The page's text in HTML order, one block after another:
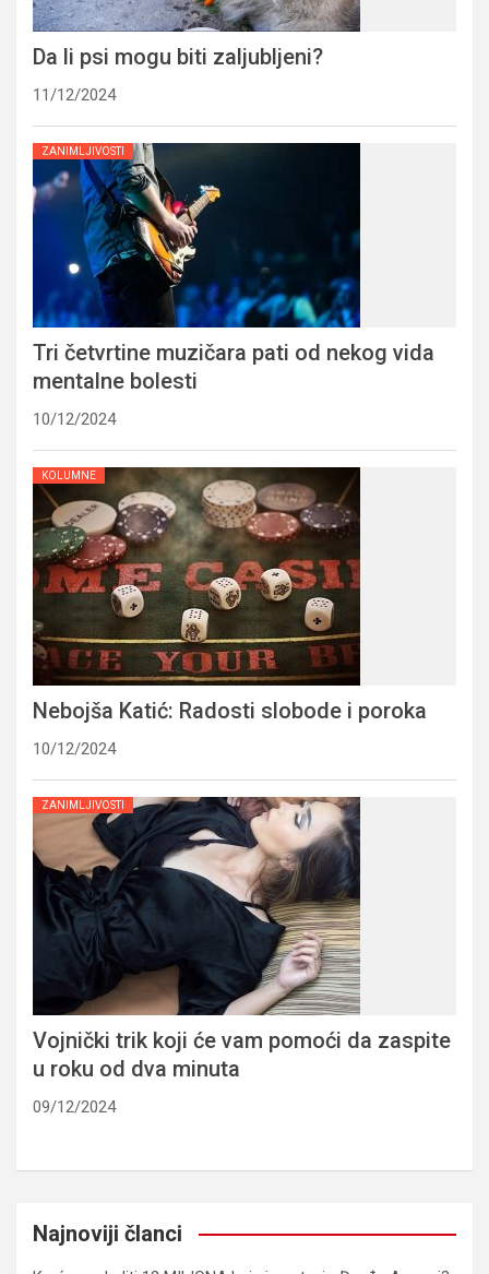
Da li psi mogu biti zaljubljeni?
11/12/2024
ZANIMLJIVOSTI
Tri četvrtine muzičara pati od nekog vida
mentalne bolesti
10/12/2024
KOLUMNE
Nebojša Katić: Radosti slobode i poroka
10/12/2024
ZANIMLJIVOSTI
Vojnički trik koji će vam pomoći da zaspite
u roku od dva minuta
09/12/2024
Najnoviji članci